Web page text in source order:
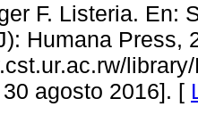
F. Listeria. En:
Humana Press,
agosto 2016]. [